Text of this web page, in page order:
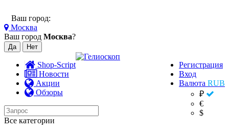
Ваш город:
Москва
Ваш город Москва?
Shop-Script
Новости
Акции
Обзоры
Регистрация
Вход
Валюта RUB
₽
€
$
Все категории